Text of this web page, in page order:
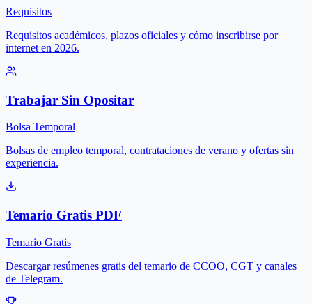
Requisitos
Requisitos académicos, plazos oficiales y cómo inscribirse por
internet en 2026.
Trabajar Sin Opositar
Bolsa Temporal
Bolsas de empleo temporal, contrataciones de verano y ofertas sin
experiencia.
Temario Gratis PDF
Temario Gratis
Descargar resúmenes gratis del temario de CCOO, CGT y canales
de Telegram.